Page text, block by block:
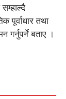
पूर्वाधार तथा
गर्नुपर्ने बताए ।